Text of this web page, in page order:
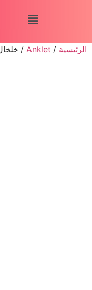
الرئيسية /
Anklet
/